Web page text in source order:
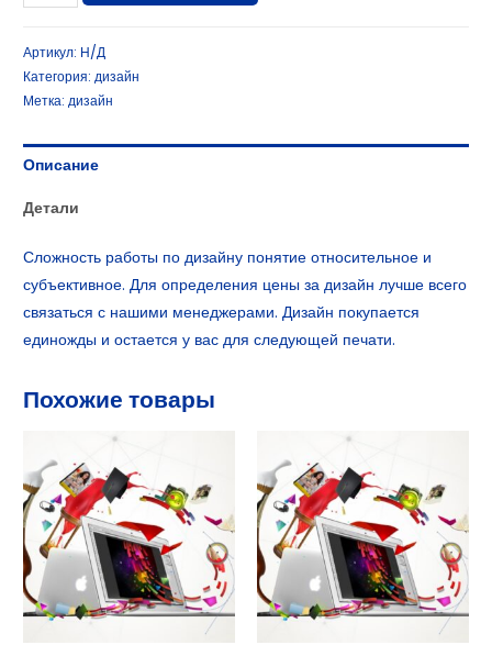
Артикул: Н/Д
Категория:дизайн
Метка:дизайн
Описание
Детали
Сложность работы по дизайну понятие относительное и
субъективное. Для определения цены за дизайн лучше всего
связаться с нашими менеджерами. Дизайн покупается
единожды и остается у вас для следующей печати.
Похожие товары